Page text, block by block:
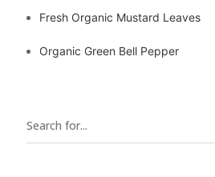
Fresh Organic Mustard Leaves
Organic Green Bell Pepper